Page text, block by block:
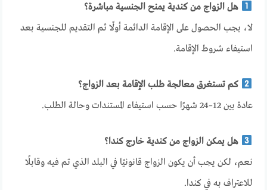
هل الزواج من كندية يمنح الجنسية مباشرة؟
لا، يجب الحصول على الإقامة الدائمة أولًا ثم التقديم للجنسية بعد
استيفاء شروط الإقامة.
كم تستغرق معالجة طلب الإقامة بعد الزواج؟
عادة بين 12–24 شهرًا حسب استيفاء المستندات وحالة الطلب.
هل يمكن الزواج من كندية خارج كندا؟
نعم، لكن يجب أن يكون الزواج قانونيًا في البلد الذي تم فيه وقابلًا
للاعتراف به في كندا.